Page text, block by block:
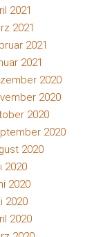
2021
2021
2021
2021
2020
2020
2020
2020
2020
2020
2020
2020
2020